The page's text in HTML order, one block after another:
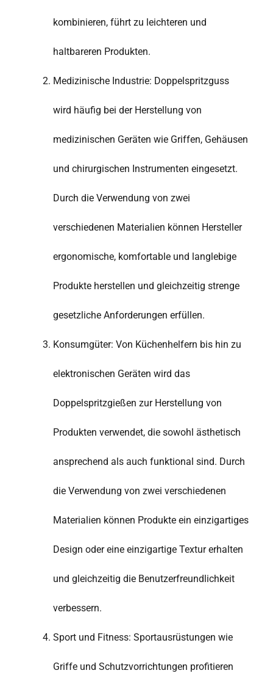
kombinieren, führt zu leichteren und
haltbareren Produkten.
Medizinische Industrie: Doppelspritzguss
wird häufig bei der Herstellung von
medizinischen Geräten wie Griffen, Gehäusen
und chirurgischen Instrumenten eingesetzt.
Durch die Verwendung von zwei
verschiedenen Materialien können Hersteller
ergonomische, komfortable und langlebige
Produkte herstellen und gleichzeitig strenge
gesetzliche Anforderungen erfüllen.
Konsumgüter: Von Küchenhelfern bis hin zu
elektronischen Geräten wird das
Doppelspritzgießen zur Herstellung von
Produkten verwendet, die sowohl ästhetisch
ansprechend als auch funktional sind. Durch
die Verwendung von zwei verschiedenen
Materialien können Produkte ein einzigartiges
Design oder eine einzigartige Textur erhalten
und gleichzeitig die Benutzerfreundlichkeit
verbessern.
Sport und Fitness: Sportausrüstungen wie
Griffe und Schutzvorrichtungen profitieren